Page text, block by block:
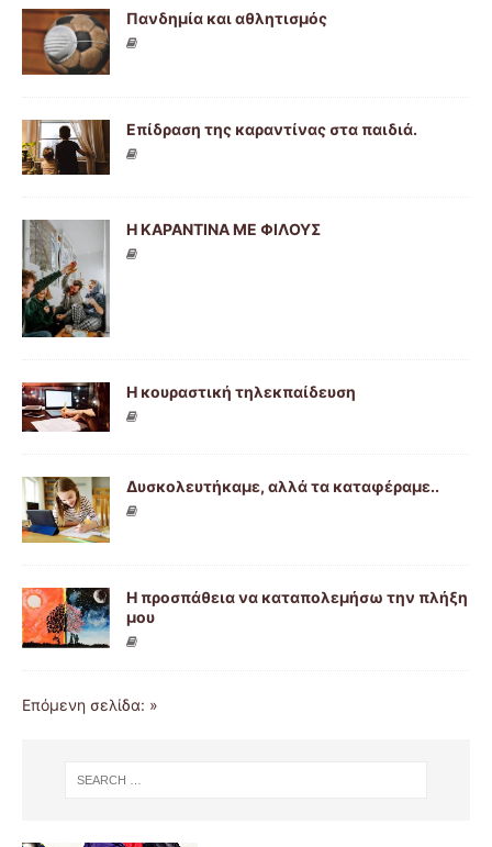
Πανδημία και αθλητισμός
Επίδραση της καραντίνας στα παιδιά.
Η ΚΑΡΑΝΤΙΝΑ ΜΕ ΦΙΛΟΥΣ
Η κουραστική τηλεκπαίδευση
Δυσκολευτήκαμε, αλλά τα καταφέραμε..
Η προσπάθεια να καταπολεμήσω την πλήξη
μου
Επόμενη σελίδα: »